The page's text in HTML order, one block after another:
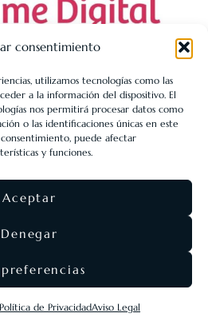
consentimiento
utilizamos tecnologías como las
a la información del dispositivo. El
nos permitirá procesar datos como
o las identificaciones únicas en este
puede afectar
y funciones.
Aceptar
Denegar
Política de PrivacidadAviso Legal
LEÓN 1980 SLL ha sido beneficiaria
objetivo es la mejora de la
y gracias al cual ha puesto en
con el objetivo de reforzar la
de las pymes durante el año
con el apoyo del Programa Pyme
de León.
·SEO & diseño webAgencia